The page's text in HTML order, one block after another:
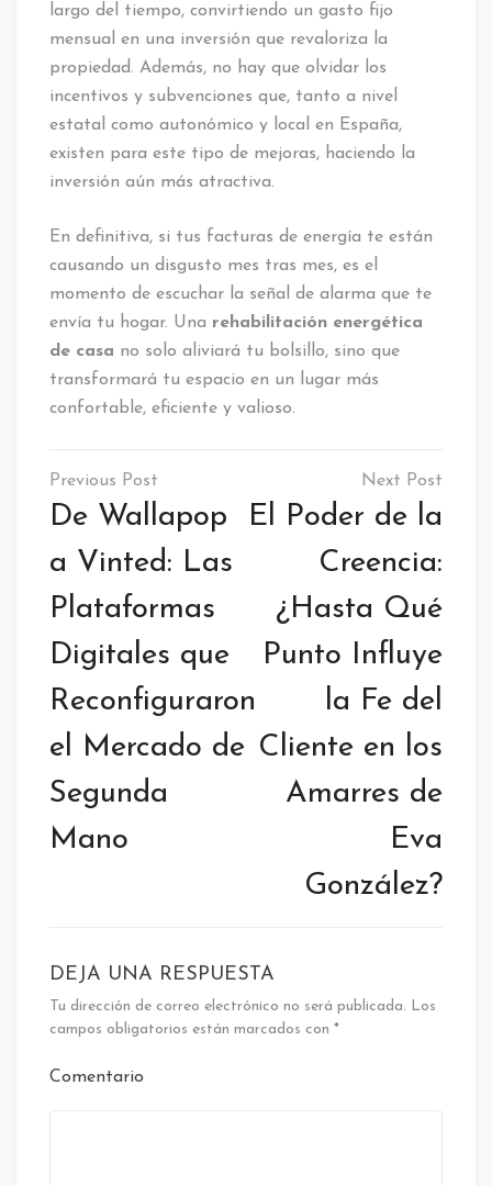
largo del tiempo, convirtiendo un gasto fijo
mensual en una inversión que revaloriza la
propiedad. Además, no hay que olvidar los
incentivos y subvenciones que, tanto a nivel
estatal como autonómico y local en España,
existen para este tipo de mejoras, haciendo la
inversión aún más atractiva.
En definitiva, si tus facturas de energía te están
causando un disgusto mes tras mes, es el
momento de escuchar la señal de alarma que te
envía tu hogar. Una rehabilitación energética
de casa no solo aliviará tu bolsillo, sino que
transformará tu espacio en un lugar más
confortable, eficiente y valioso.
Navegación
de
entradas
De Wallapop
a Vinted: Las
Plataformas
Digitales que
Reconfiguraron
el Mercado de
Segunda
Mano
El Poder de la
Creencia:
¿Hasta Qué
Punto Influye
la Fe del
Cliente en los
Amarres de
Eva
González?
DEJA UNA RESPUESTA
Tu dirección de correo electrónico no será publicada. Los
campos obligatorios están marcados con *
Comentario